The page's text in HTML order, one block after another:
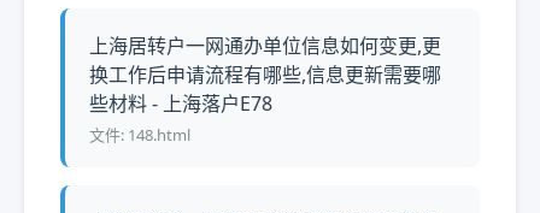
上海居转户一网通办单位信息如何变更,更
换工作后申请流程有哪些,信息更新需要哪
些材料 - 上海落户E78
文件: 148.html